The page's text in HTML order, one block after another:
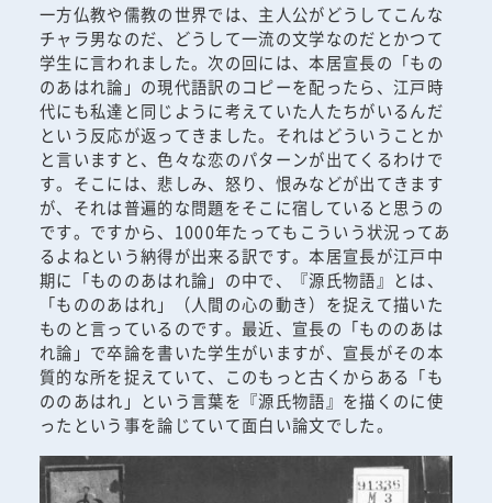
一方仏教や儒教の世界では、主人公がどうしてこんな
チャラ男なのだ、どうして一流の文学なのだとかつて
学生に言われました。次の回には、本居宣長の「もの
のあはれ論」の現代語訳のコピーを配ったら、江戸時
代にも私達と同じように考えていた人たちがいるんだ
という反応が返ってきました。それはどういうことか
と言いますと、色々な恋のパターンが出てくるわけで
す。そこには、悲しみ、怒り、恨みなどが出てきます
が、それは普遍的な問題をそこに宿していると思うの
です。ですから、1000年たってもこういう状況ってあ
るよねという納得が出来る訳です。本居宣長が江戸中
期に「もののあはれ論」の中で、『源氏物語』とは、
「もののあはれ」（人間の心の動き）を捉えて描いた
ものと言っているのです。最近、宣長の「もののあは
れ論」で卒論を書いた学生がいますが、宣長がその本
質的な所を捉えていて、このもっと古くからある「も
ののあはれ」という言葉を『源氏物語』を描くのに使
ったという事を論じていて面白い論文でした。